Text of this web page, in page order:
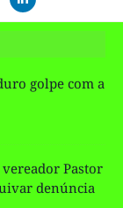
golpe com a
vereador Pastor
denúncia